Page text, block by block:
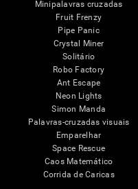
Minipalavras cruzadas
Fruit Frenzy
Pipe Panic
Crystal Miner
Solitário
Robo Factory
Ant Escape
Neon Lights
Simon Manda
Palavras-cruzadas visuais
Emparelhar
Space Rescue
Caos Matemático
Corrida de Caricas